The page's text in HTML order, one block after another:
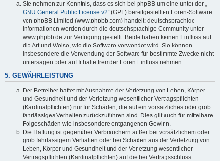
Sie nehmen zur Kenntnis, dass es sich bei phpBB um eine unter der „
GNU General Public License v2“ (GPL) bereitgestellten Foren-Software
von phpBB Limited (www.phpbb.com) handelt; deutschsprachige
Informationen werden durch die deutschsprachige Community unter
www.phpbb.de zur Verfügung gestellt. Beide haben keinen Einfluss auf
die Art und Weise, wie die Software verwendet wird. Sie können
insbesondere die Verwendung der Software für bestimmte Zwecke nicht
untersagen oder auf Inhalte fremder Foren Einfluss nehmen.
5. GEWÄHRLEISTUNG
Der Betreiber haftet mit Ausnahme der Verletzung von Leben, Körper
und Gesundheit und der Verletzung wesentlicher Vertragspflichten
(Kardinalpflichten) nur für Schäden, die auf ein vorsätzliches oder grob
fahrlässiges Verhalten zurückzuführen sind. Dies gilt auch für mittelbare
Folgeschäden wie insbesondere entgangenen Gewinn.
Die Haftung ist gegenüber Verbrauchern außer bei vorsätzlichem oder
grob fahrlässigem Verhalten oder bei Schäden aus der Verletzung von
Leben, Körper und Gesundheit und der Verletzung wesentlicher
Vertragspflichten (Kardinalpflichten) auf die bei Vertragsschluss